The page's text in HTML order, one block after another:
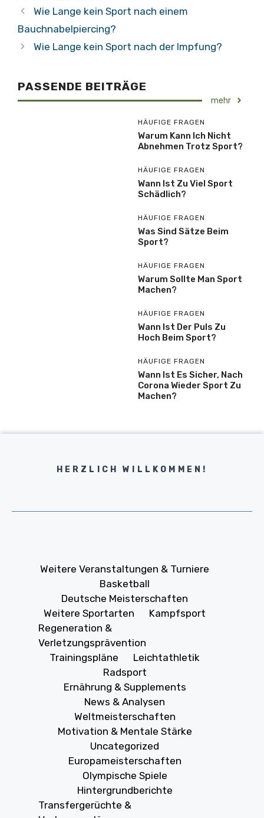
Wie Lange kein Sport nach einem
Bauchnabelpiercing?
Wie Lange kein Sport nach der Impfung?
PASSENDE BEITRÄGE
mehr
HÄUFIGE FRAGEN
Warum Kann Ich Nicht
Abnehmen Trotz Sport?
HÄUFIGE FRAGEN
Wann Ist Zu Viel Sport
Schädlich?
HÄUFIGE FRAGEN
Was Sind Sätze Beim
Sport?
HÄUFIGE FRAGEN
Warum Sollte Man Sport
Machen?
HÄUFIGE FRAGEN
Wann Ist Der Puls Zu
Hoch Beim Sport?
HÄUFIGE FRAGEN
Wann Ist Es Sicher, Nach
Corona Wieder Sport Zu
Machen?
HERZLICH WILLKOMMEN!
Weitere Veranstaltungen & Turniere
Basketball
Deutsche Meisterschaften
Weitere Sportarten
Kampfsport
Regeneration &
Verletzungsprävention
Trainingspläne
Leichtathletik
Radsport
Ernährung & Supplements
News & Analysen
Weltmeisterschaften
Motivation & Mentale Stärke
Uncategorized
Europameisterschaften
Olympische Spiele
Hintergrundberichte
Transfergerüchte &